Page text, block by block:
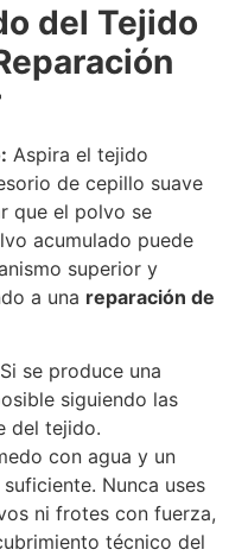
del Tejido
Aspira el tejido
de cepillo suave
que el polvo se
acumulado puede
superior y
a una reparación de
Si se produce una
siguiendo las
del tejido.
con agua y un
Nunca uses
ni frotes con fuerza,
técnico del